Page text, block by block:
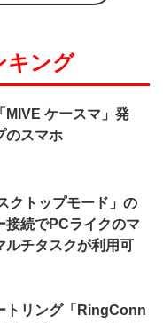
キング
MIVE ケースマ」発
のスマホ
クトップモード」の
接続でPCライクのマ
ルチタスクが利用可
トリング「RingConn